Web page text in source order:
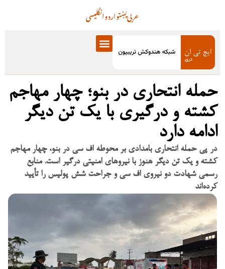
انگلیسیاردوپښتوعربی
حمله انتحاری در بنو؛ چهار مهاجم
کشته و درگیری با یک تن دیگر
ادامه دارد
در پی حمله انتحاری بامدادی بر محوطه اف سی در بنو، چهار مهاجم
کشته و یک تن دیگر هنوز با نیروهای امنیتی درگیر است. منابع
رسمی شهادت دو نیروی اف سی و جراحت شش پولیس را تأیید
کرده‌اند